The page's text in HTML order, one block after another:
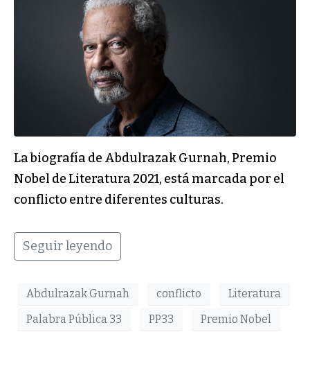
La biografía de Abdulrazak Gurnah, Premio
Nobel de Literatura 2021, está marcada por el
conflicto entre diferentes culturas.
Seguir leyendo
Abdulrazak Gurnah conflicto
Literatura
Palabra Pública 33
PP33 Premio Nobel